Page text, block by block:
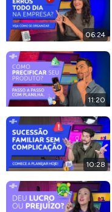
06:24
11:20
10:28